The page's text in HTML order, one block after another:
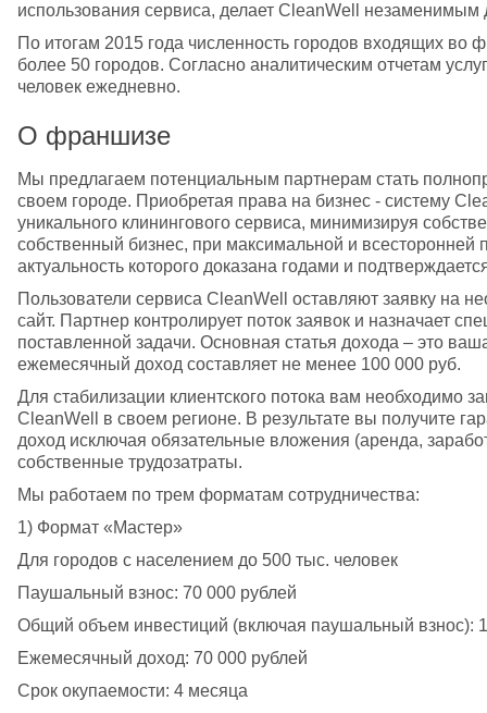
использования сервиса, делает CleanWell незаменимым
По итогам 2015 года численность городов входящих во
более 50 городов. Согласно аналитическим отчетам
человек ежедневно.
О франшизе
Мы предлагаем потенциальным партнерам стать
своем городе. Приобретая права на бизнес - систему
уникального клинингового сервиса, минимизируя
собственный бизнес, при максимальной и всесторонней
актуальность которого доказана годами и
Пользователи сервиса CleanWell оставляют заявку на
сайт. Партнер контролирует поток заявок и назначает
поставленной задачи. Основная статья дохода – это
ежемесячный доход составляет не менее 100 000 руб.
Для стабилизации клиентского потока вам необходимо
CleanWell в своем регионе. В результате вы получите
доход исключая обязательные вложения (аренда,
собственные трудозатраты.
Мы работаем по трем форматам сотрудничества:
1) Формат «Мастер»
Для городов с населением до 500 тыс. человек
Паушальный взнос: 70 000 рублей
Общий объем инвестиций (включая паушальный взнос):
Ежемесячный доход: 70 000 рублей
Срок окупаемости: 4 месяца